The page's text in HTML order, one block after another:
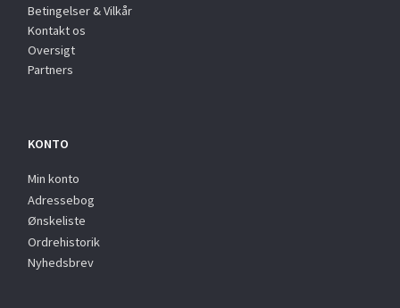
Betingelser & Vilkår
Kontakt os
Oversigt
Partners
KONTO
Min konto
Adressebog
Ønskeliste
Ordrehistorik
Nyhedsbrev